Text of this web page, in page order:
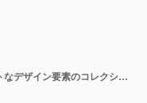
プライド月のお祝いのためのフラットなデザイン要素のコレクション